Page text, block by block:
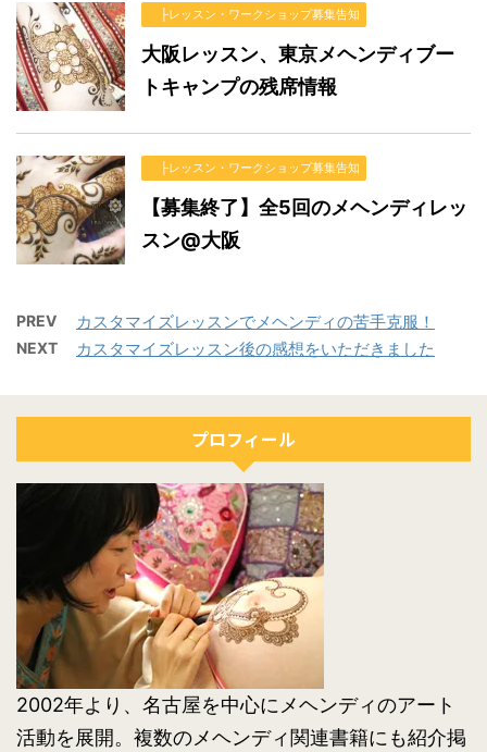
├レッスン・ワークショップ募集告知
大阪レッスン、東京メヘンディブー
トキャンプの残席情報
├レッスン・ワークショップ募集告知
【募集終了】全5回のメヘンディレッ
スン@大阪
PREV カスタマイズレッスンでメヘンディの苦手克服！
NEXT カスタマイズレッスン後の感想をいただきました
プロフィール
2002年より、名古屋を中心にメヘンディのアート
活動を展開。複数のメヘンディ関連書籍にも紹介掲